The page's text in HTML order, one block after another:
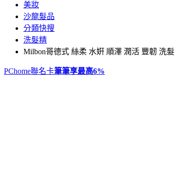
美妝
沙龍髮品
分類快搜
洗髮精
Milbon哥德式 絲柔 水姸 順澤 潤活 豐韌 洗
PChome聯名卡筆筆享最高6%